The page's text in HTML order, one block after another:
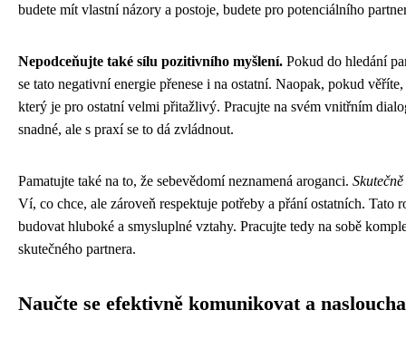
budete mít vlastní názory a postoje, budete pro potenciálního
Nepodceňujte také sílu pozitivního myšlení. Pokud do hledání
se tato negativní energie přenese i na ostatní. Naopak, pokud
který je pro ostatní velmi přitažlivý. Pracujte na svém vnitřním
snadné, ale s praxí se to dá zvládnout.
Pamatujte také na to, že sebevědomí neznamená aroganci.
Ví, co chce, ale zároveň respektuje potřeby a přání ostatních.
budovat hluboké a smysluplné vztahy. Pracujte tedy na sobě
skutečného partnera.
Naučte se efektivně komunikovat a